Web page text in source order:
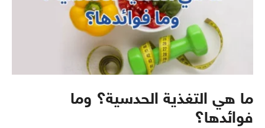
ما هي التغذية الحدسية؟ وما
فوائدها؟